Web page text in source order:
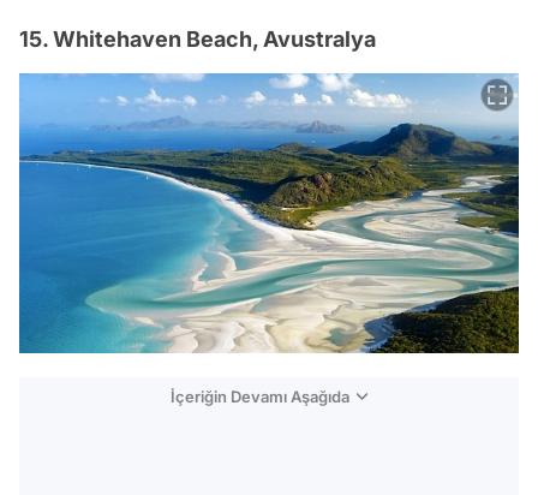
15. Whitehaven Beach, Avustralya
İçeriğin Devamı Aşağıda